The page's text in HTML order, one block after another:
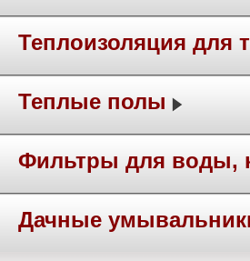
Теплоизоляция для
Теплые полы
Фильтры для воды,
Дачные